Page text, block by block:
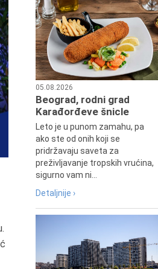
05.08.2026
Beograd, rodni grad
Karađorđeve šnicle
Leto je u punom zamahu, pa
ako ste od onih koji se
pridržavaju saveta za
preživljavanje tropskih vrućina,
sigurno vam ni...
Detaljnije ›
Preminula je Zorka Boljanović,
vazduhoplovni inženjer, predsednik
Udruženja žena pilota Jugoslavije.